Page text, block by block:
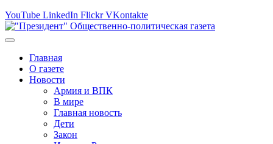
YouTube LinkedIn Flickr VKontakte
Главная
О газете
Новости
Армия и ВПК
В мире
Главная новость
Дети
Закон